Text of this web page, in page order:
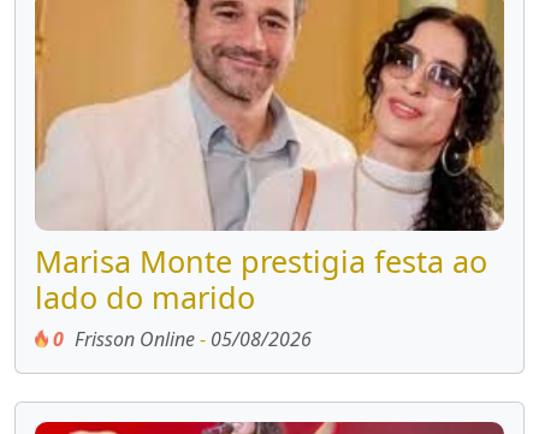
Marisa Monte prestigia festa ao
lado do marido
0 Frisson Online- 05/08/2026